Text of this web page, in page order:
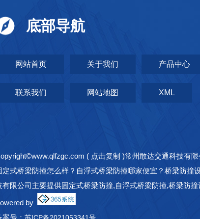
底部导航
网站首页 关于我们 产品中心
联系我们 网站地图 XML
www.qlfzgc.com ( 点击复制 )常州敢达交通科技有限
定式桥梁防撞怎么样？自浮式桥梁防撞哪家便宜？桥梁防撞
有限公司主要提供固定式桥梁防撞,自浮式桥梁防撞,桥梁防
by